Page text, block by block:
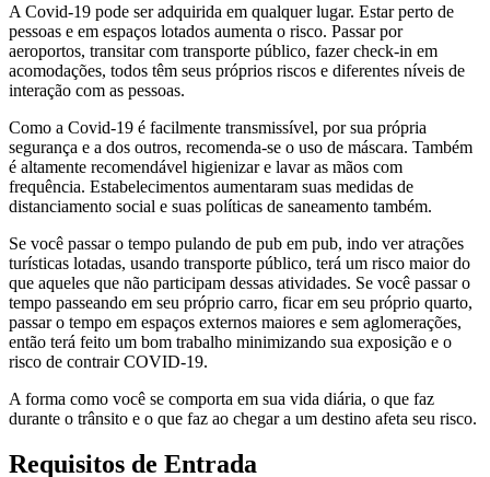
A Covid-19 pode ser adquirida em qualquer lugar. Estar perto de
pessoas e em espaços lotados aumenta o risco. Passar por
aeroportos, transitar com transporte público, fazer check-in em
acomodações, todos têm seus próprios riscos e diferentes níveis de
interação com as pessoas.
Como a Covid-19 é facilmente transmissível, por sua própria
segurança e a dos outros, recomenda-se o uso de máscara. Também
é altamente recomendável higienizar e lavar as mãos com
frequência. Estabelecimentos aumentaram suas medidas de
distanciamento social e suas políticas de saneamento também.
Se você passar o tempo pulando de pub em pub, indo ver atrações
turísticas lotadas, usando transporte público, terá um risco maior do
que aqueles que não participam dessas atividades. Se você passar o
tempo passeando em seu próprio carro, ficar em seu próprio quarto,
passar o tempo em espaços externos maiores e sem aglomerações,
então terá feito um bom trabalho minimizando sua exposição e o
risco de contrair COVID-19.
A forma como você se comporta em sua vida diária, o que faz
durante o trânsito e o que faz ao chegar a um destino afeta seu risco.
Requisitos de Entrada